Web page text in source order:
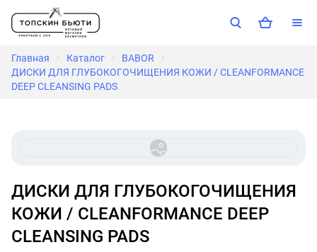
Главная / Каталог / BABOR /
ДИСКИ ДЛЯ ГЛУБОКОГОЧИЩЕНИЯ КОЖИ / CLEANFORMANCE
DEEP CLEANSING PADS
ДИСКИ ДЛЯ ГЛУБОКОГОЧИЩЕНИЯ
КОЖИ / CLEANFORMANCE DEEP
CLEANSING PADS